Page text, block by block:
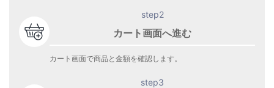
step2
カート画面へ進む
カート画面で商品と金額を確認します。
step3